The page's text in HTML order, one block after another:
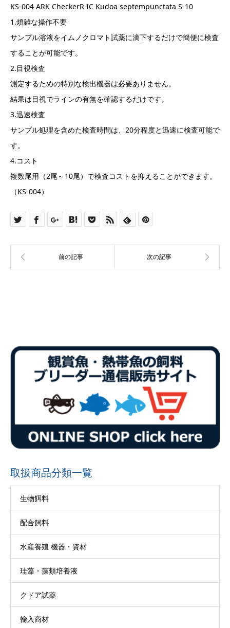
KS-004 ARK CheckerR IC Kudoa septempunctata S-10
1.煩雑な操作不要
サンプル溶液をイムノクロマト試薬に滴下するだけで簡便に検査
することが可能です。
2.目視検査
測定するための特別な検出機器は必要ありません。
結果は目視でラインの有無を確認するだけです。
3.迅速検査
サンプル処理を含めた検査時間は、20分程度と迅速に検査可能で
す。
4.コスト
複数尾用（2尾～10尾）で検査コストを抑えることができます。
（KS-004）
取扱商品分類一覧
生物餌料
配合飼料
水産養殖 機器・資材
珪藻・藻類培養液
クドア試薬
輸入商材